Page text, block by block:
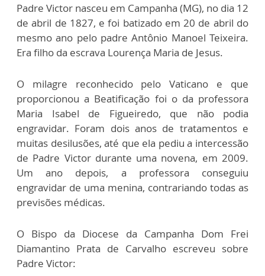
Padre Victor nasceu em Campanha (MG), no dia 12
de abril de 1827, e foi batizado em 20 de abril do
mesmo ano pelo padre Antônio Manoel Teixeira.
Era filho da escrava Lourença Maria de Jesus.
O milagre reconhecido pelo Vaticano e que
proporcionou a Beatificação foi o da professora
Maria Isabel de Figueiredo, que não podia
engravidar. Foram dois anos de tratamentos e
muitas desilusões, até que ela pediu a intercessão
de Padre Victor durante uma novena, em 2009.
Um ano depois, a professora conseguiu
engravidar de uma menina, contrariando todas as
previsões médicas.
O Bispo da Diocese da Campanha Dom Frei
Diamantino Prata de Carvalho escreveu sobre
Padre Victor: